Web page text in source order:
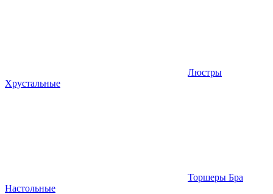
Люстры
Хрустальные
Торшеры Бра
Настольные